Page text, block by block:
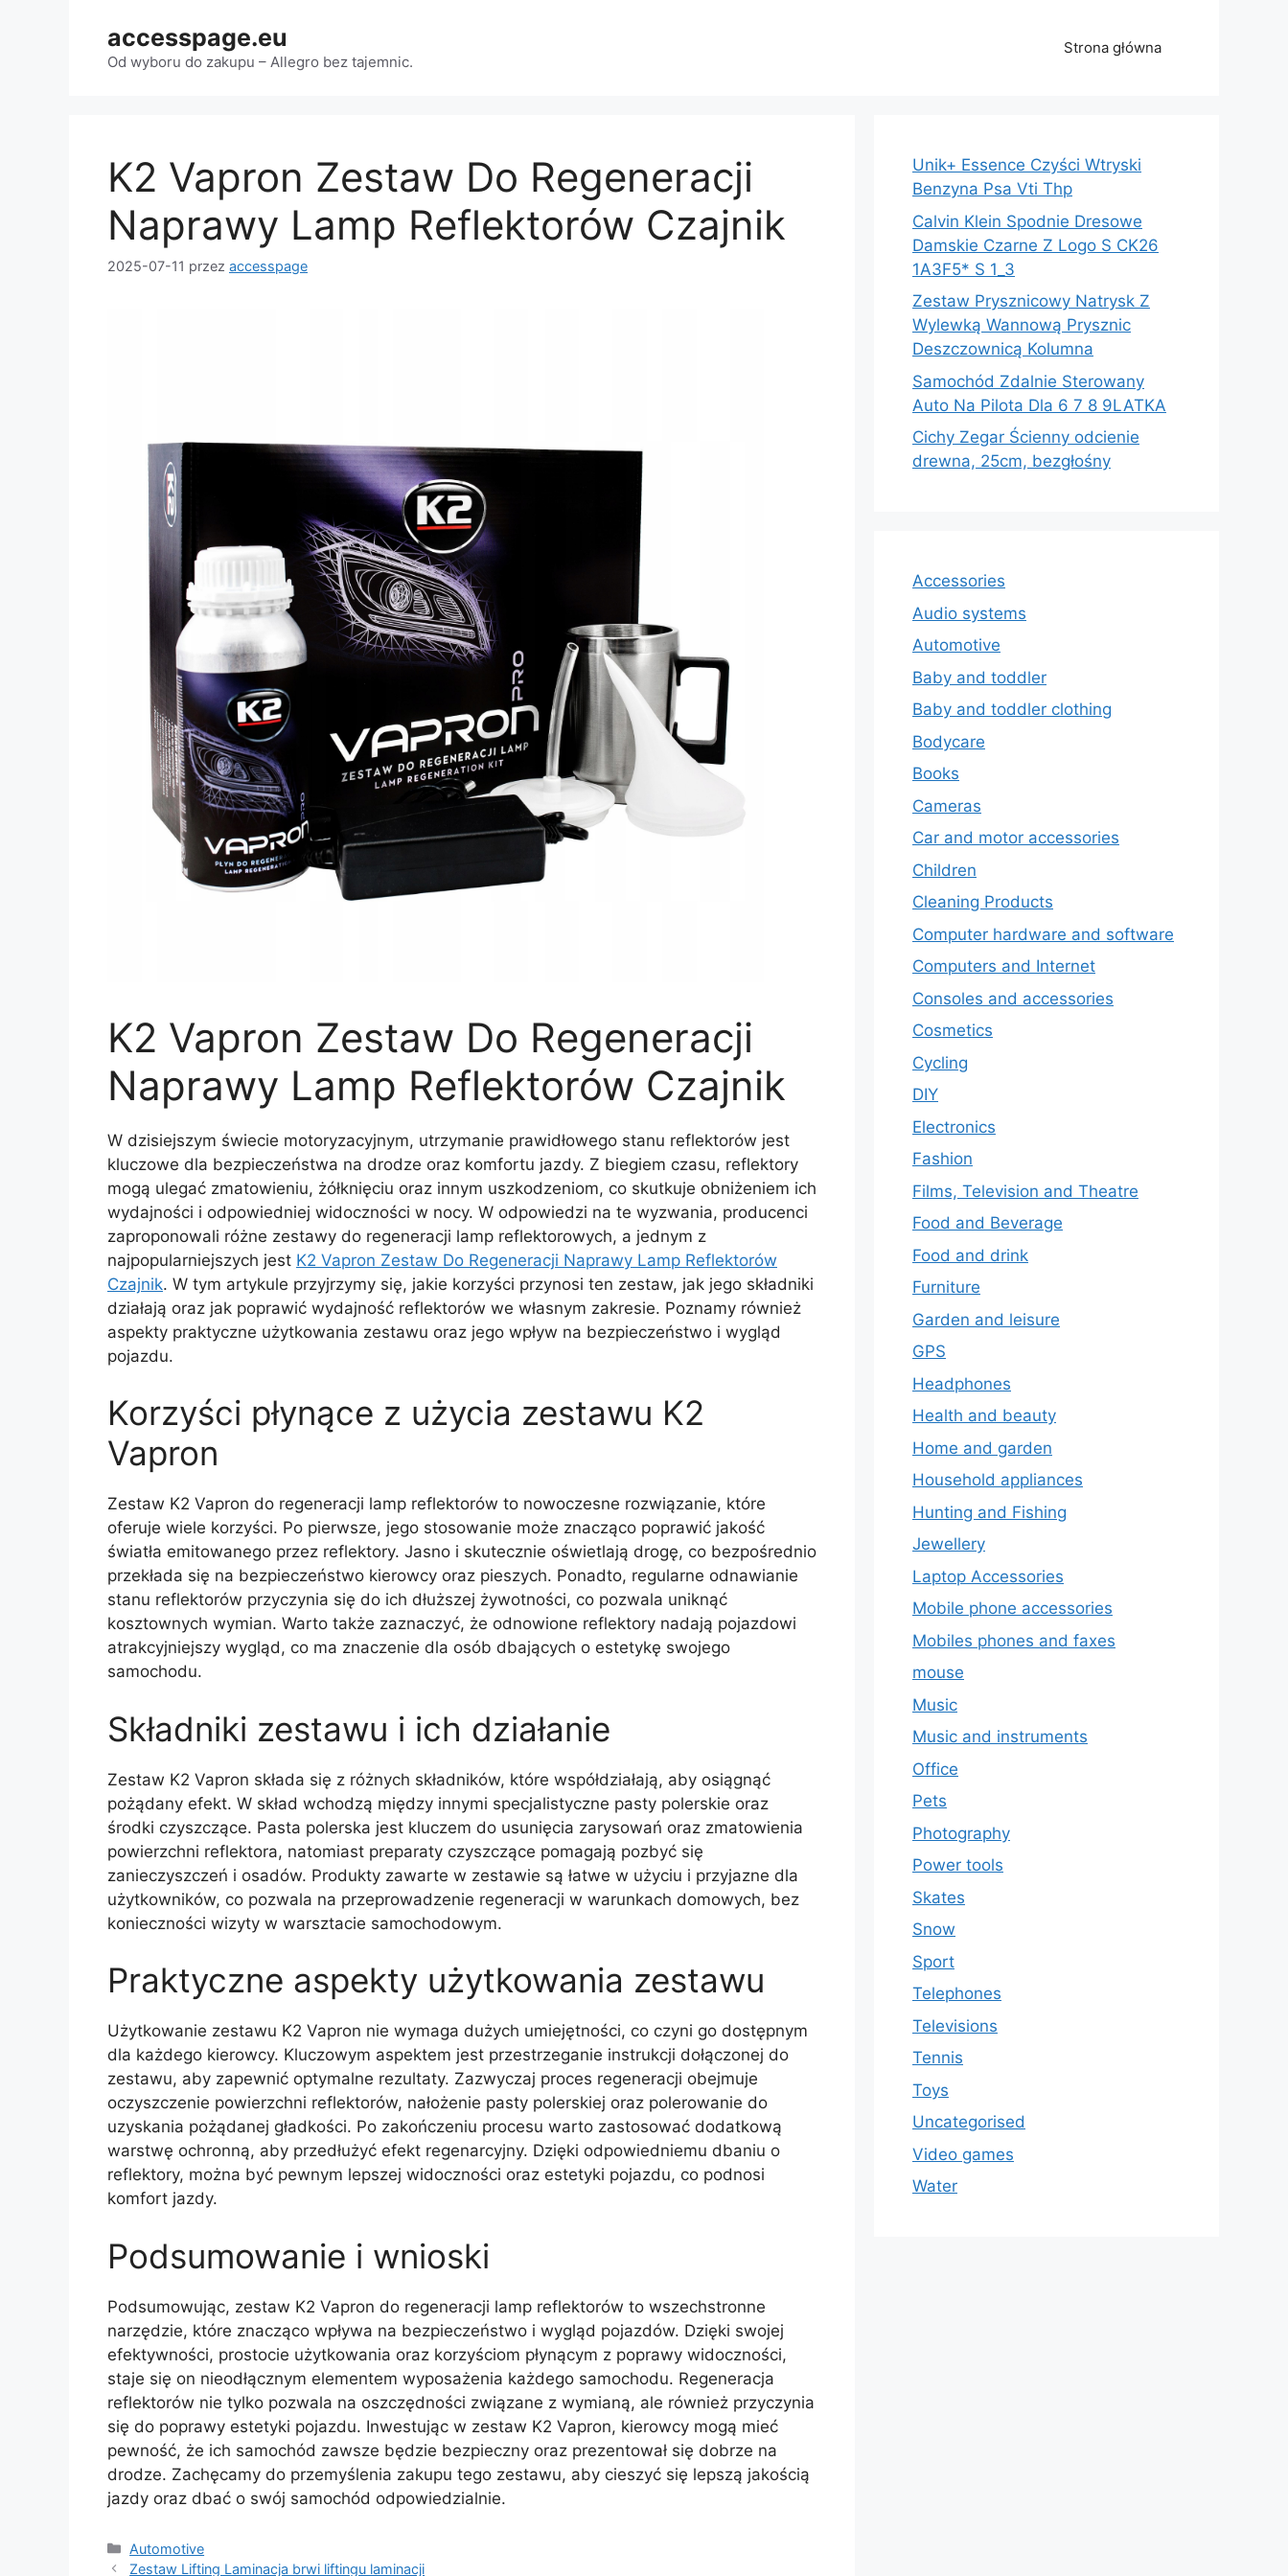
accesspage.eu
Od wyboru do zakupu – Allegro bez tajemnic.
Strona główna
K2 Vapron Zestaw Do Regeneracji
Naprawy Lamp Reflektorów Czajnik
2025-07-11 przez accesspage
K2 Vapron Zestaw Do Regeneracji
Naprawy Lamp Reflektorów Czajnik
W dzisiejszym świecie motoryzacyjnym, utrzymanie prawidłowego stanu reflektorów jest
kluczowe dla bezpieczeństwa na drodze oraz komfortu jazdy. Z biegiem czasu, reflektory
mogą ulegać zmatowieniu, żółknięciu oraz innym uszkodzeniom, co skutkuje obniżeniem ich
wydajności i odpowiedniej widoczności w nocy. W odpowiedzi na te wyzwania, producenci
zaproponowali różne zestawy do regeneracji lamp reflektorowych, a jednym z
najpopularniejszych jest K2 Vapron Zestaw Do Regeneracji Naprawy Lamp Reflektorów
Czajnik. W tym artykule przyjrzymy się, jakie korzyści przynosi ten zestaw, jak jego składniki
działają oraz jak poprawić wydajność reflektorów we własnym zakresie. Poznamy również
aspekty praktyczne użytkowania zestawu oraz jego wpływ na bezpieczeństwo i wygląd
pojazdu.
Korzyści płynące z użycia zestawu K2
Vapron
Zestaw K2 Vapron do regeneracji lamp reflektorów to nowoczesne rozwiązanie, które
oferuje wiele korzyści. Po pierwsze, jego stosowanie może znacząco poprawić jakość
światła emitowanego przez reflektory. Jasno i skutecznie oświetlają drogę, co bezpośrednio
przekłada się na bezpieczeństwo kierowcy oraz pieszych. Ponadto, regularne odnawianie
stanu reflektorów przyczynia się do ich dłuższej żywotności, co pozwala uniknąć
kosztownych wymian. Warto także zaznaczyć, że odnowione reflektory nadają pojazdowi
atrakcyjniejszy wygląd, co ma znaczenie dla osób dbających o estetykę swojego
samochodu.
Składniki zestawu i ich działanie
Zestaw K2 Vapron składa się z różnych składników, które współdziałają, aby osiągnąć
pożądany efekt. W skład wchodzą między innymi specjalistyczne pasty polerskie oraz
środki czyszczące. Pasta polerska jest kluczem do usunięcia zarysowań oraz zmatowienia
powierzchni reflektora, natomiast preparaty czyszczące pomagają pozbyć się
zanieczyszczeń i osadów. Produkty zawarte w zestawie są łatwe w użyciu i przyjazne dla
użytkowników, co pozwala na przeprowadzenie regeneracji w warunkach domowych, bez
konieczności wizyty w warsztacie samochodowym.
Praktyczne aspekty użytkowania zestawu
Użytkowanie zestawu K2 Vapron nie wymaga dużych umiejętności, co czyni go dostępnym
dla każdego kierowcy. Kluczowym aspektem jest przestrzeganie instrukcji dołączonej do
zestawu, aby zapewnić optymalne rezultaty. Zazwyczaj proces regeneracji obejmuje
oczyszczenie powierzchni reflektorów, nałożenie pasty polerskiej oraz polerowanie do
uzyskania pożądanej gładkości. Po zakończeniu procesu warto zastosować dodatkową
warstwę ochronną, aby przedłużyć efekt regenarcyjny. Dzięki odpowiedniemu dbaniu o
reflektory, można być pewnym lepszej widoczności oraz estetyki pojazdu, co podnosi
komfort jazdy.
Podsumowanie i wnioski
Podsumowując, zestaw K2 Vapron do regeneracji lamp reflektorów to wszechstronne
narzędzie, które znacząco wpływa na bezpieczeństwo i wygląd pojazdów. Dzięki swojej
efektywności, prostocie użytkowania oraz korzyściom płynącym z poprawy widoczności,
staje się on nieodłącznym elementem wyposażenia każdego samochodu. Regeneracja
reflektorów nie tylko pozwala na oszczędności związane z wymianą, ale również przyczynia
się do poprawy estetyki pojazdu. Inwestując w zestaw K2 Vapron, kierowcy mogą mieć
pewność, że ich samochód zawsze będzie bezpieczny oraz prezentował się dobrze na
drodze. Zachęcamy do przemyślenia zakupu tego zestawu, aby cieszyć się lepszą jakością
jazdy oraz dbać o swój samochód odpowiedzialnie.
Kategorie
Automotive
Zestaw Lifting Laminacja brwi liftingu laminacji
Unik+ Essence Czyści Wtryski
Benzyna Psa Vti Thp
Calvin Klein Spodnie Dresowe
Damskie Czarne Z Logo S CK26
1A3F5* S 1_3
Zestaw Prysznicowy Natrysk Z
Wylewką Wannową Prysznic
Deszczownicą Kolumna
Samochód Zdalnie Sterowany
Auto Na Pilota Dla 6 7 8 9LATKA
Cichy Zegar Ścienny odcienie
drewna, 25cm, bezgłośny
Accessories
Audio systems
Automotive
Baby and toddler
Baby and toddler clothing
Bodycare
Books
Cameras
Car and motor accessories
Children
Cleaning Products
Computer hardware and software
Computers and Internet
Consoles and accessories
Cosmetics
Cycling
DIY
Electronics
Fashion
Films, Television and Theatre
Food and Beverage
Food and drink
Furniture
Garden and leisure
GPS
Headphones
Health and beauty
Home and garden
Household appliances
Hunting and Fishing
Jewellery
Laptop Accessories
Mobile phone accessories
Mobiles phones and faxes
mouse
Music
Music and instruments
Office
Pets
Photography
Power tools
Skates
Snow
Sport
Telephones
Televisions
Tennis
Toys
Uncategorised
Video games
Water